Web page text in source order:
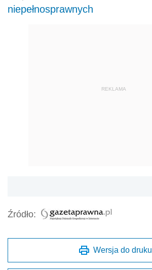
niepełnosprawnych
REKLAMA
Źródło:
Wersja do druku